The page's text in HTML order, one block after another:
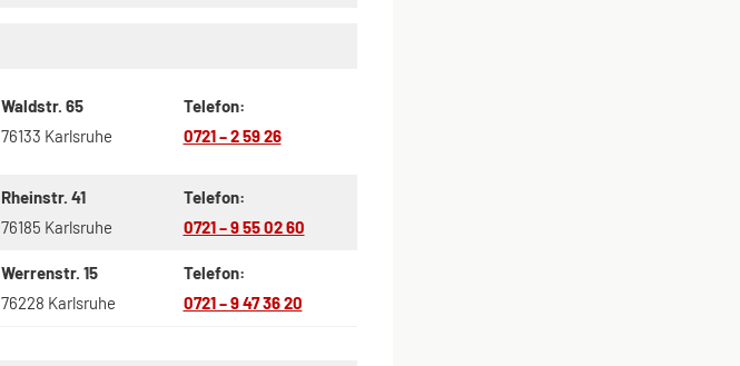
Waldstr. 65
76133 Karlsruhe
Telefon:
0721 – 2 59 26
Rheinstr. 41
76185 Karlsruhe
Telefon:
0721 – 9 55 02 60
Werrenstr. 15
76228 Karlsruhe
Telefon:
0721 – 9 47 36 20